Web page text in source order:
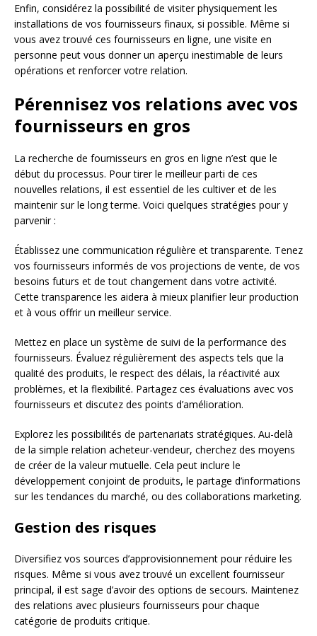
Enfin, considérez la possibilité de visiter physiquement les
installations de vos fournisseurs finaux, si possible. Même si
vous avez trouvé ces fournisseurs en ligne, une visite en
personne peut vous donner un aperçu inestimable de leurs
opérations et renforcer votre relation.
Pérennisez vos relations avec vos
fournisseurs en gros
La recherche de fournisseurs en gros en ligne n’est que le
début du processus. Pour tirer le meilleur parti de ces
nouvelles relations, il est essentiel de les cultiver et de les
maintenir sur le long terme. Voici quelques stratégies pour y
parvenir :
Établissez une communication régulière et transparente. Tenez
vos fournisseurs informés de vos projections de vente, de vos
besoins futurs et de tout changement dans votre activité.
Cette transparence les aidera à mieux planifier leur production
et à vous offrir un meilleur service.
Mettez en place un système de suivi de la performance des
fournisseurs. Évaluez régulièrement des aspects tels que la
qualité des produits, le respect des délais, la réactivité aux
problèmes, et la flexibilité. Partagez ces évaluations avec vos
fournisseurs et discutez des points d’amélioration.
Explorez les possibilités de partenariats stratégiques. Au-delà
de la simple relation acheteur-vendeur, cherchez des moyens
de créer de la valeur mutuelle. Cela peut inclure le
développement conjoint de produits, le partage d’informations
sur les tendances du marché, ou des collaborations marketing.
Gestion des risques
Diversifiez vos sources d’approvisionnement pour réduire les
risques. Même si vous avez trouvé un excellent fournisseur
principal, il est sage d’avoir des options de secours. Maintenez
des relations avec plusieurs fournisseurs pour chaque
catégorie de produits critique.